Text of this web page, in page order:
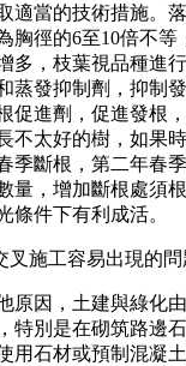
適當的技術措施。
胸徑的6至10倍不等
多，枝葉視品種進
蒸發抑制劑，抑制
促進劑，促進發根
不太好的樹，如果
季斷根，第二年春
量，增加斷根處須
條件下有利成活。
施工容易出現的問
因，土建與綠化由
特別是在砌筑路邊
用石材或預制混凝